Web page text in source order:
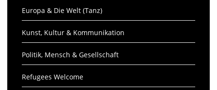
Europa & Die Welt (Tanz)
Kunst, Kultur & Kommunikation
Politik, Mensch & Gesellschaft
Refugees Welcome